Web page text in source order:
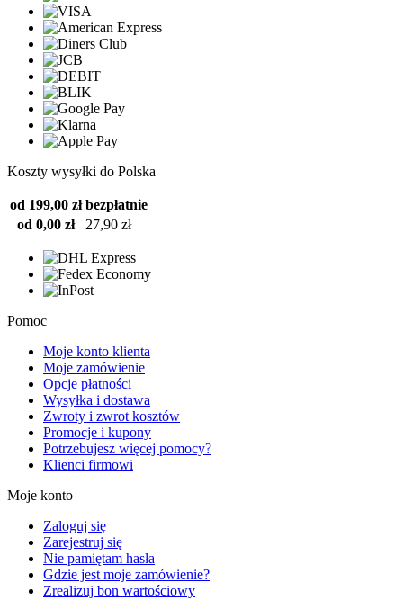
Koszty wysyłki do Polska
od 199,00 zł bezpłatnie
od 0,00 zł
27,90 zł
Pomoc
Moje konto klienta
Moje zamówienie
Opcje płatności
Wysyłka i dostawa
Zwroty i zwrot kosztów
Promocje i kupony
Potrzebujesz więcej pomocy?
Klienci firmowi
Moje konto
Zaloguj się
Zarejestruj się
Nie pamiętam hasła
Gdzie jest moje zamówienie?
Zrealizuj bon wartościowy